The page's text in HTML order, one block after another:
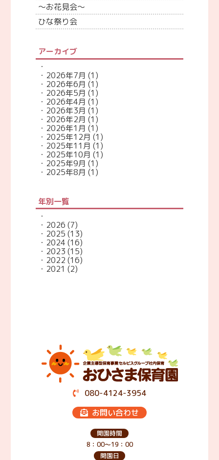
～お花見会～
ひな祭り会
アーカイブ
2026年7月 (1)
2026年6月 (1)
2026年5月 (1)
2026年4月 (1)
2026年3月 (1)
2026年2月 (1)
2026年1月 (1)
2025年12月 (1)
2025年11月 (1)
2025年10月 (1)
2025年9月 (1)
2025年8月 (1)
年別一覧
2026 (7)
2025 (13)
2024 (16)
2023 (15)
2022 (16)
2021 (2)
080-4124-3954
お問い合わせ
開園時間
8：00～19：00
開園日